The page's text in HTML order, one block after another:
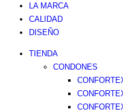
LA MARCA
CALIDAD
DISEÑO
TIENDA
CONDONES